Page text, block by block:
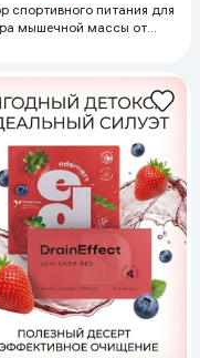
спортивного питания для
мышечной массы от